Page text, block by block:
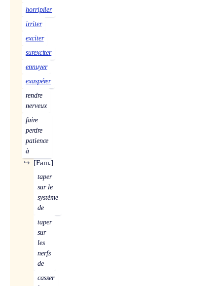
horripiler
irriter
exciter
surexciter
ennuyer
exaspérer
rendre
nerveux
faire
perdre
patience
à
[Fam.]
↪
taper
sur le
système
de
taper
sur
les
nerfs
de
casser